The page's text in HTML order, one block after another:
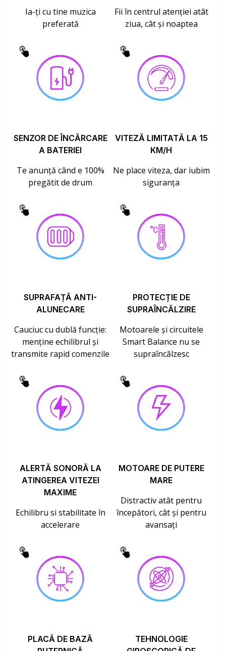
Ia-ți cu tine muzica
preferată
Fii în centrul atenției atât
ziua, cât și noaptea
SENZOR DE ÎNCĂRCARE
A BATERIEI
Te anunță când e 100%
pregătit de drum
VITEZĂ LIMITATĂ LA 15
KM/H
Ne place viteza, dar iubim
siguranța
SUPRAFAȚĂ ANTI-
ALUNECARE
Cauciuc cu dublă funcție:
menține echilibrul și
transmite rapid comenzile
PROTECȚIE DE
SUPRAÎNCĂLZIRE
Motoarele și circuitele
Smart Balance nu se
supraîncălzesc
ALERTĂ SONORĂ LA
ATINGEREA VITEZEI
MAXIME
Echilibru si stabilitate în
accelerare
MOTOARE DE PUTERE
MARE
Distractiv atât pentru
începători, cât și pentru
avansați
PLACĂ DE BAZĂ
TEHNOLOGIE